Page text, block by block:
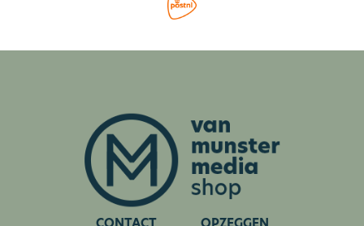
Cybersecurity: een onderschat risico voor bedrijven
Wouter Djokic over de standaard in veiligheid en
service: Beveiligen is mensenwerk
Trends kerstpakketten in 2026: Van traditie naar
strategisch waarderingsinstrument
Haring, gezelligheid en waardevolle ontmoetingen:
Betuwse Haringparty 2026